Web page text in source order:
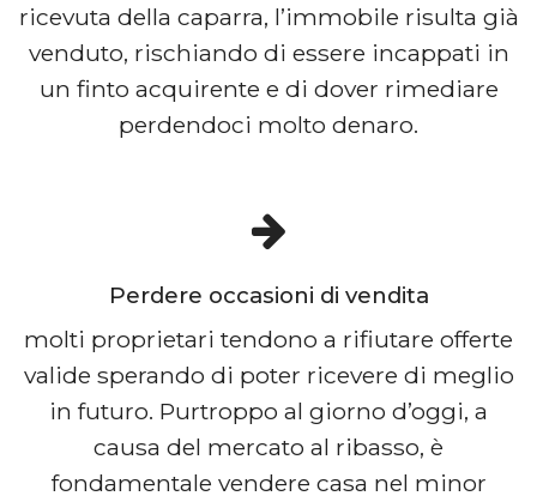
ricevuta della caparra, l’immobile risulta già
venduto, rischiando di essere incappati in
un finto acquirente e di dover rimediare
perdendoci molto denaro.
Perdere occasioni di vendita
molti proprietari tendono a rifiutare offerte
valide sperando di poter ricevere di meglio
in futuro. Purtroppo al giorno d’oggi, a
causa del mercato al ribasso, è
fondamentale vendere casa nel minor